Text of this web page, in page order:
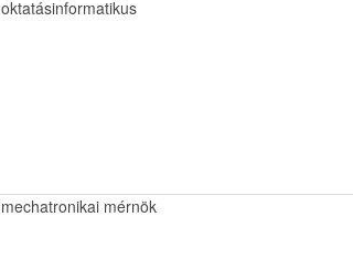
oktatásinformatikus
mechatronikai mérnök